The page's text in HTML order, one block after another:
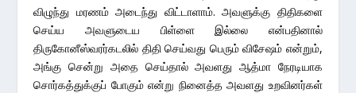
விழுந்து மரணம் அடைந்து விட்டாளாம். அவளுக்கு திதிகளை
செய்ய அவளுடைய பிள்ளை இல்லை என்பதினால்
திருகோனீஸ்வரர்கடலில் திதி செய்வது பெரும் விசேஷம் என்றும்,
அங்கு சென்று அதை செய்தால் அவளது ஆத்மா நேரடியாக
சொர்கத்துக்குப் போகும் என்று நினைத்த அவளது உறவினர்கள்